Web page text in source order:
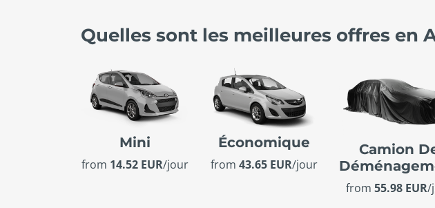
Quelles sont les meilleures offres en
Mini
from 14.52 EUR/jour
Économique
from43.65 EUR/jour
Camion
from 55.98 EUR/